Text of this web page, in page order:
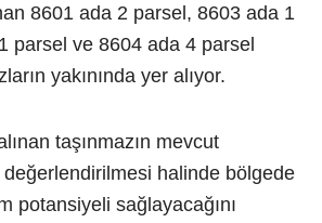
8601 ada 2 parsel, 8603 ada 1
parsel ve 8604 ada 4 parsel
yakınında yer alıyor.
taşınmazın mevcut
halinde bölgede
potansiyeli sağlayacağını